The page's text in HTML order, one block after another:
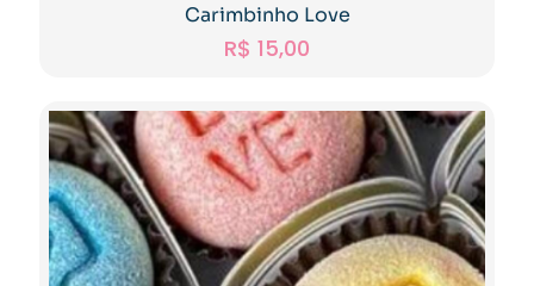
Carimbinho Love
R$ 15,00